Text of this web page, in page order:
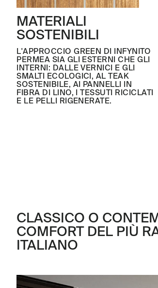
MATERIALI
SOSTENIBILI
L'APPROCCIO GREEN DI INFYNITO
PERMEA SIA GLI ESTERNI CHE GLI
INTERNI: DALLE VERNICI E GLI
SMALTI ECOLOGICI, AL TEAK
SOSTENIBILE, AI PANNELLI IN
FIBRA DI LINO, I TESSUTI RICICLATI
E LE PELLI RIGENERATE.
CLASSICO O
COMFORT DEL PIÙ
ITALIANO